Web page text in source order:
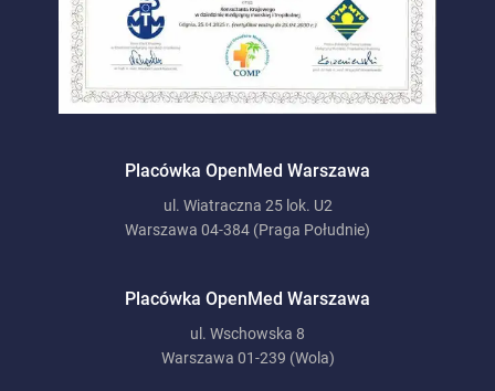
Placówka OpenMed Warszawa
ul. Wiatraczna 25 lok. U2
Warszawa 04-384 (Praga Południe)
Placówka OpenMed Warszawa
ul. Wschowska 8
Warszawa 01-239 (Wola)